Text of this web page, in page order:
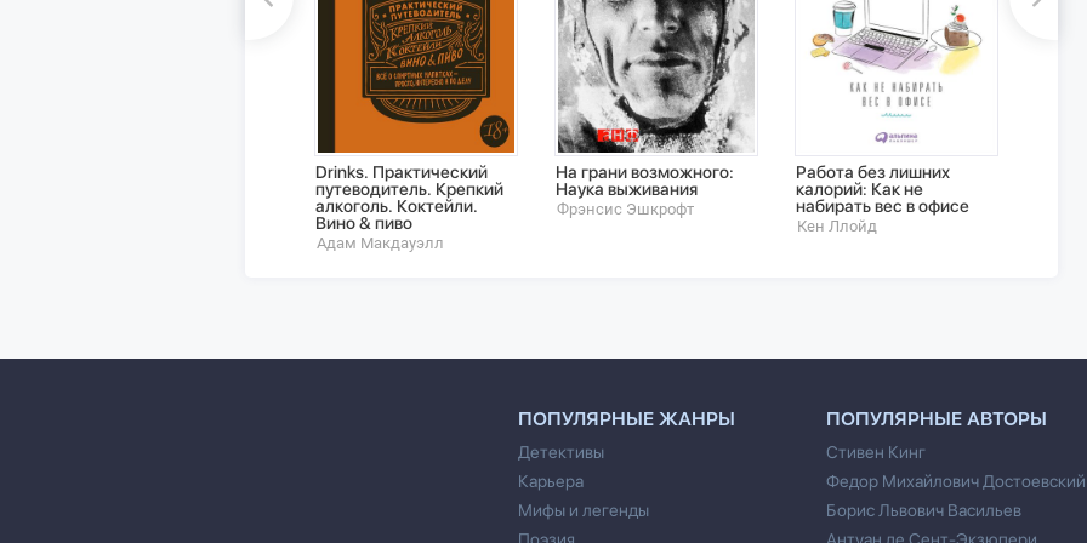
Drinks. Практический
путеводитель. Крепкий
алкоголь. Коктейли.
Вино & пиво
Адам Макдауэлл
На грани возможного:
Наука выживания
Фрэнсис Эшкрофт
Работа без лишних
калорий: Как не
набирать вес в офисе
Кен Ллойд
ПОПУЛЯРНЫЕ ЖАНРЫ
Детективы
Карьера
Мифы и легенды
Поэзия
ПОПУЛЯРНЫЕ АВТОРЫ
Стивен Кинг
Федор Михайлович Достоевский
Борис Львович Васильев
Антуан де Сент-Экзюпери